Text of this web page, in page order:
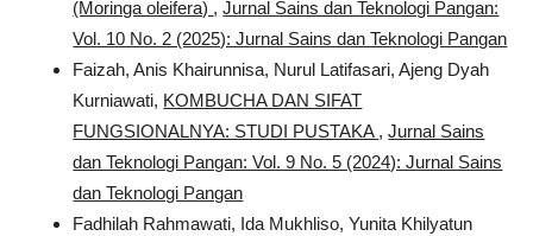
(Moringa oleifera) ,Jurnal Sains dan Teknologi Pangan:
Vol. 10 No. 2 (2025): Jurnal Sains dan Teknologi Pangan
Faizah, Anis Khairunnisa, Nurul Latifasari, Ajeng Dyah
Kurniawati, KOMBUCHA DAN SIFAT
FUNGSIONALNYA: STUDI PUSTAKA ,Jurnal Sains
dan Teknologi Pangan: Vol. 9 No. 5 (2024): Jurnal Sains
dan Teknologi Pangan
Fadhilah Rahmawati, Ida Mukhliso, Yunita Khilyatun